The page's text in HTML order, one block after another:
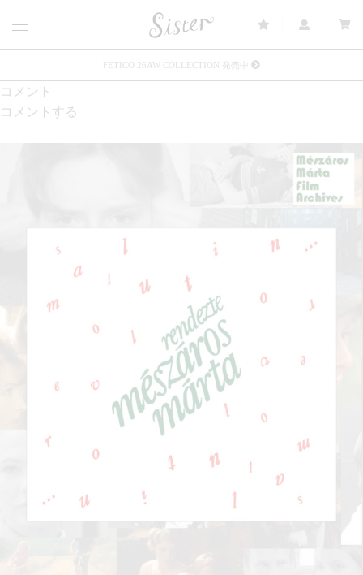
FETICO 26AW COLLECTION 発売中
新規会員登録で5%OFFクーポン配布
Summer Sale up to 60%OFF 開催中
コメント
コメントする